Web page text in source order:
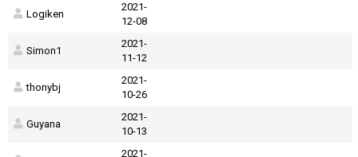
Logiken
2021-
12-08
Simon1
2021-
11-12
thonybj
2021-
10-26
Guyana
2021-
10-13
2021-